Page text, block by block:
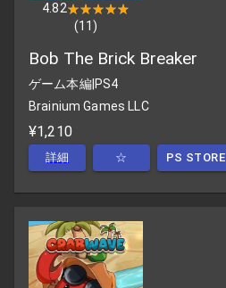
4.82★★★★★
★★★★★
(11 )
Bob The Brick Breaker
ゲーム本編| PS4
Brainium Games LLC
¥1,210
詳細 ☆ PS STORE